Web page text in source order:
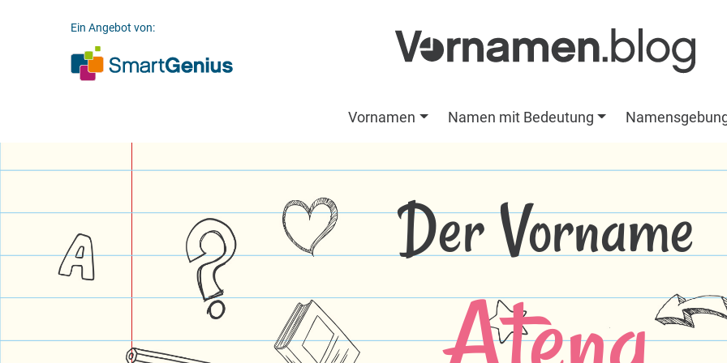
Ein Angebot von:
Vornamen Namen mit Bedeutung
Der Vorname